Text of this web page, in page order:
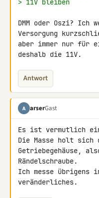
> 11V bleiben
DMM oder Oszi?
Versorgung
aber immer nur für
deshalb die 11V.
Antwort
A arserGast
Es ist vermutlich
Die Masse holt sich
Getriebegehäuse,
Rändelschraube.
Ich messe übrigens
veränderliches.